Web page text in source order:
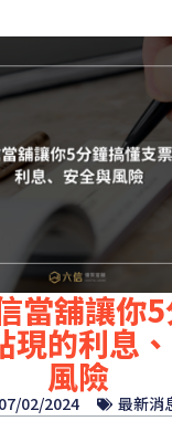
當舖讓你
現的利息
風險
07/02/2024 最新消